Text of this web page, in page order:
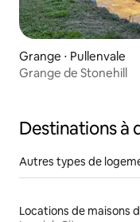
Grange ⋅ Pullenvale
Grange de Stonehill
Destinations à
Autres types de
Locations de maisons